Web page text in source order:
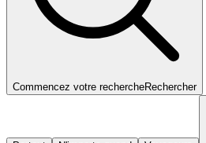
Commencez votre rechercheRechercher